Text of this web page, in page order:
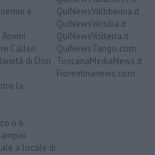
e
Calleri
di Don
la
n.6
a locale di
QuiNewsValtiberina.it
QuiNewsVersilia.it
QuiNewsVolterra.it
QuiNewsTango.com
ToscanaMediaNews.it
Fiorentinanews.com